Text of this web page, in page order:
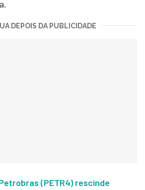
DEPOIS DA PUBLICIDADE
(PETR4) rescinde